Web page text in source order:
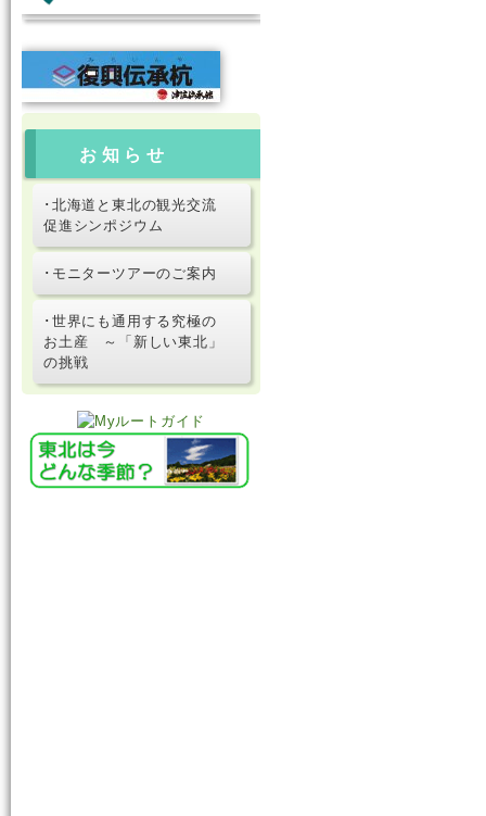
お知らせ
･北海道と東北の観光交流
促進シンポジウム
･モニターツアーのご案内
･世界にも通用する究極の
お土産 ～「新しい東北」
の挑戦